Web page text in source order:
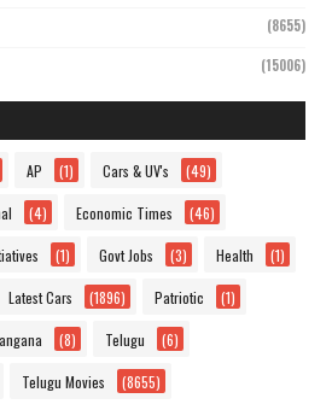
(8655)
(15006)
AP (1) Cars & UV's (49)
(4) Economic Times (46)
(1) Govt Jobs (3) Health (1)
Latest Cars (1896) Patriotic (1)
(8) Telugu (6)
Telugu Movies (8655)